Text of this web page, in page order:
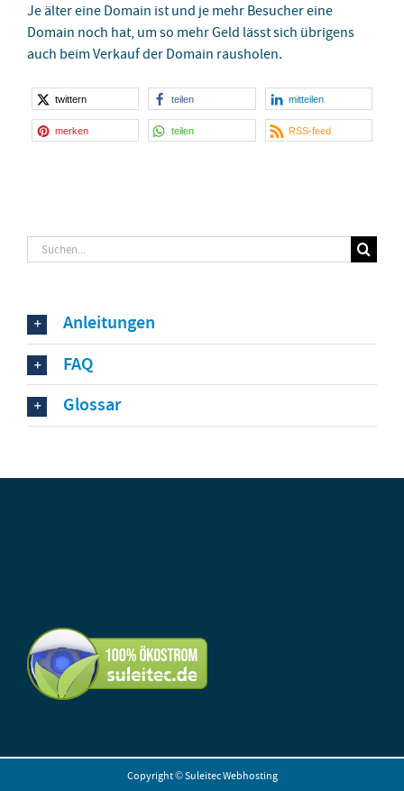
Je älter eine Domain ist und je mehr Besucher eine
Domain noch hat, um so mehr Geld lässt sich übrigens
auch beim Verkauf der Domain rausholen.
twittern teilen mitteilen
merken teilen RSS-feed
Suche
nach:
Anleitungen
FAQ
Glossar
Copyright ©Suleitec Webhosting